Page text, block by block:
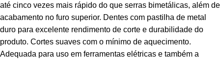
até cinco vezes mais rápido do que serras bimetálicas, além de
acabamento no furo superior. Dentes com pastilha de metal
duro para excelente rendimento de corte e durabilidade do
produto. Cortes suaves com o mínimo de aquecimento.
Adequada para uso em ferramentas elétricas e também a